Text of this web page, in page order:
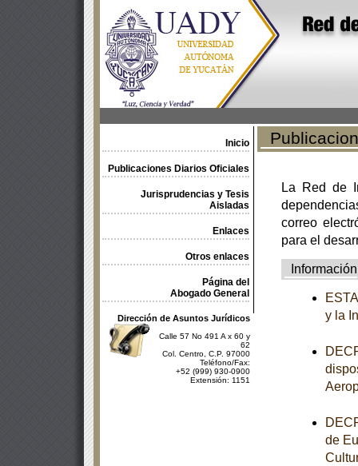
Inicio
Publicaciones Diarios Oficiales
Jurisprudencias y Tesis
Aisladas
Enlaces
Otros enlaces
Página del
Abogado General
Dirección de Asuntos Jurídicos
Calle 57 No 491 A x 60 y
62
Col. Centro, C.P. 97000
Teléfono/Fax:
+52 (999) 930-0900
Extensión: 1151
La Red de
correo
para el
Información
y la
de